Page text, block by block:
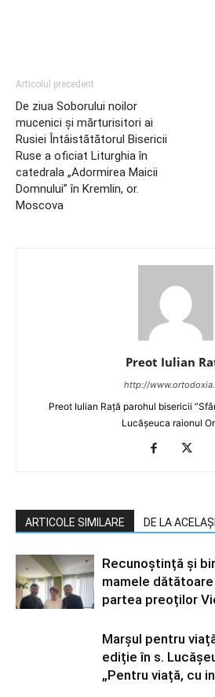
Articolul precedent
De ziua Soborului noilor
mucenici și mărturisitori ai
Rusiei Întâistătătorul Bisericii
Ruse a oficiat Liturghia în
catedrala „Adormirea Maicii
Domnului” în Kremlin, or.
Moscova
Preot Iulian
http://
Preot Iulian Rață parohul bisericii
Lucășeuca raionul
ARTICOLE SIMILARE DE LA
Recunoștință și
mamele
partea preoților
Marșul pentru
ediție în s.
„Pentru viață, cu